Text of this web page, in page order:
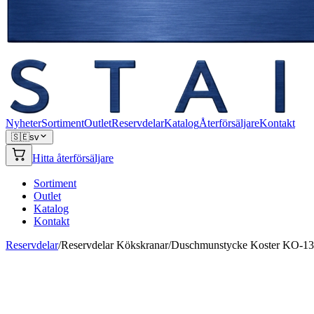
NyheterSortimentOutletReservdelarKatalogÅterförsäljareKontakt
🇸🇪sv
Hitta återförsäljare
Sortiment
Outlet
Katalog
Kontakt
Reservdelar/Reservdelar Kökskranar/Duschmunstycke Koster KO-